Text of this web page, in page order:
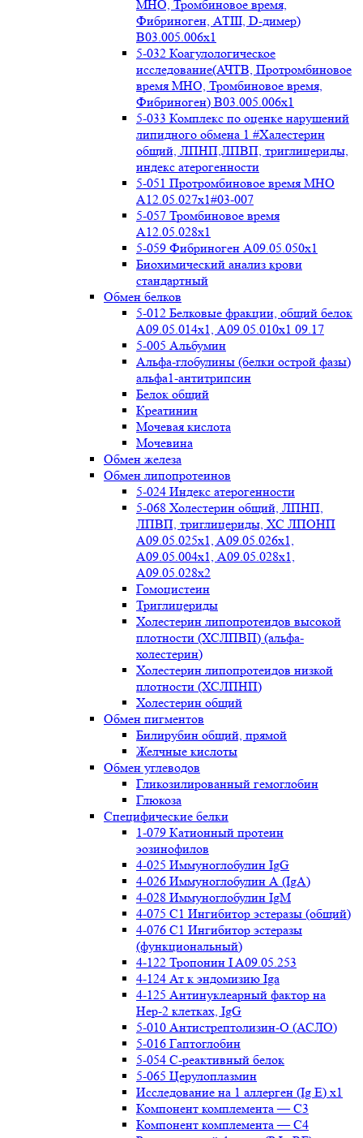
МНО, Тромбиновое время,
Фибриноген, АТIII, D-димер)
B03.005.006x1
5-032 Коагулологическое
исследование(АЧТВ, Протромбиновое
время МНО, Тромбиновое время,
Фибриноген) B03.005.006x1
5-033 Комплекс по оценке нарушений
липидного обмена 1 #Халестерин
общий, ЛПНП,ЛПВП, триглицериды,
индекс атерогенности
5-051 Протромбиновое время МНО
А12.05.027x1#03-007
5-057 Тромбиновое время
А12.05.028x1
5-059 Фибриноген А09.05.050x1
Биохимический анализ крови
стандартный
Обмен белков
5-012 Белковые фракции, общий белок
А09.05.014х1, А09.05.010х1 09.17
5-005 Альбумин
Альфа-глобулины (белки острой фазы)
альфа1-антитрипсин
Белок общий
Креатинин
Мочевая кислота
Мочевина
Обмен железа
Обмен липопротеинов
5-024 Индекс атерогенности
5-068 Холестерин общий, ЛПНП,
ЛПВП, триглицериды, ХС ЛПОНП
А09.05.025x1, A09.05.026х1,
А09.05.004х1, А09.05.028х1,
А09.05.028х2
Гомоцистеин
Триглицериды
Холестерин липопротеидов высокой
плотности (ХСЛПВП) (альфа-
холестерин)
Холестерин липопротеидов низкой
плотности (ХСЛПНП)
Холестерин общий
Обмен пигментов
Билирубин общий, прямой
Желчные кислоты
Обмен углеводов
Гликозилированный гемоглобин
Глюкоза
Специфические белки
1-079 Катионный протеин
эозинофилов
4-025 Иммуноглобулин IgG
4-026 Иммуноглобулин А (IgA)
4-028 Иммуноглобулин IgM
4-075 С1 Ингибитор эстеразы (общий)
4-076 С1 Ингибитор эстеразы
(функциональный)
4-122 Тропонин I A09.05.253
4-124 Ат к эндомизию Iga
4-125 Антинуклеарный фактор на
Нер-2 клетках, IgG
5-010 Антистрептолизин-О (АСЛО)
5-016 Гаптоглобин
5-054 С-реактивный белок
5-065 Церулоплазмин
Исследование на 1 аллерген (Ig E) x1
Компонент комплемента — С3
Компонент комплемента — С4